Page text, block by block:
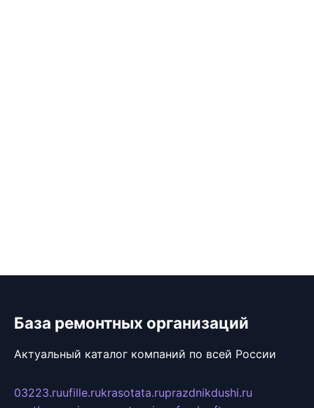
База ремонтных организаций
Актуальный каталог компаний по всей России
03223.ruufille.rukrasotata.ruprazdnikdushi.ru